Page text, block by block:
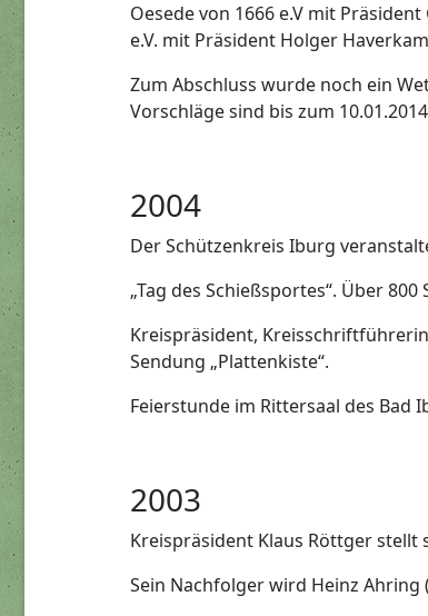
Oesede von 1666 e.V mit
e.V. mit Präsident Holger
Zum Abschluss wurde noch ein
Vorschläge sind bis zum
2004
Der Schützenkreis Iburg
„Tag des Schießsportes“. Über
Kreispräsident,
Sendung „Plattenkiste“.
Feierstunde im Rittersaal des Bad
2003
Kreispräsident Klaus Röttger
Sein Nachfolger wird Heinz Ahring